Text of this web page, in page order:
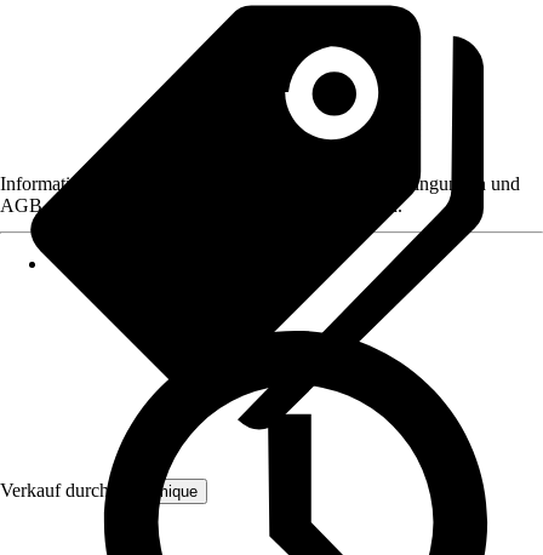
Verkauf durch: Bloomique
Informationen des Verkäufers, wie z. B. Rückgabebedingungen und
AGB, finden Sie bei Klick auf den Verkäufernamen.